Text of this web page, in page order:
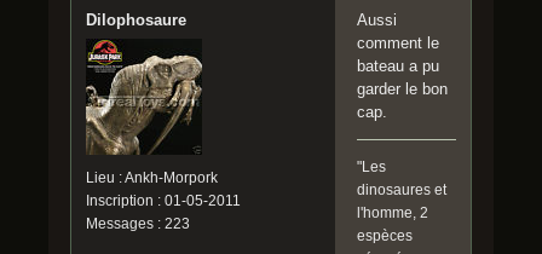
Dilophosaure
Lieu : Ankh-Morpork
Inscription : 01-05-2011
Messages : 223
Aussi
comment le
bateau a pu
garder le bon
cap.
"Les
dinosaures et
l'homme, 2
espèces